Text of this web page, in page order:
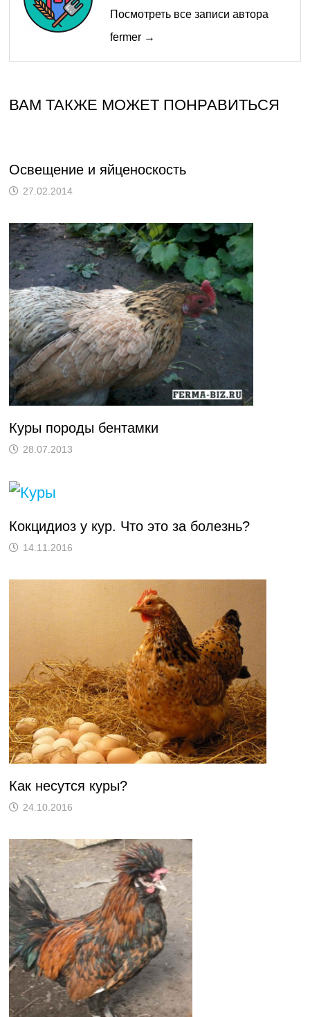
Посмотреть все записи автора
fermer →
ВАМ ТАКЖЕ МОЖЕТ ПОНРАВИТЬСЯ
Освещение и яйценоскость
27.02.2014
Куры породы бентамки
28.07.2013
Кокцидиоз у кур. Что это за болезнь?
14.11.2016
Как несутся куры?
24.10.2016